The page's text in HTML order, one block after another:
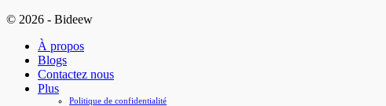
© 2026 - Bideew
À propos
Blogs
Contactez nous
Plus
Politique de confidentialité